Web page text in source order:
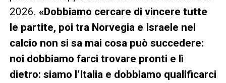
2026. «Dobbiamo cercare di vincere tutte
le partite, poi tra Norvegia e Israele nel
calcio non si sa mai cosa può succedere:
noi dobbiamo farci trovare pronti e lì
dietro: siamo l’Italia e dobbiamo qualificarci